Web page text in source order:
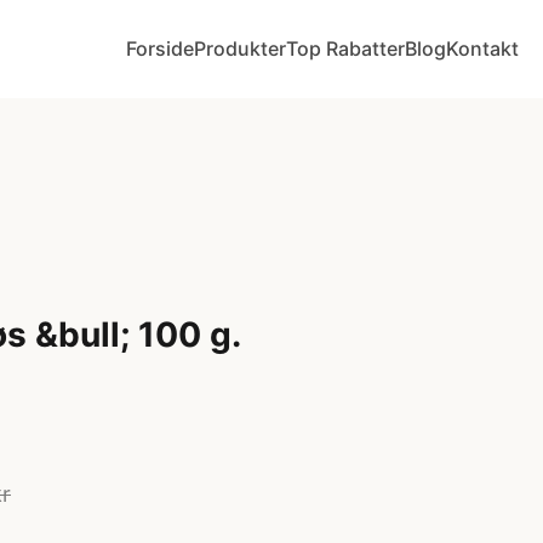
ForsideProdukterTop RabatterBlogKontakt
&bull; 100 g.